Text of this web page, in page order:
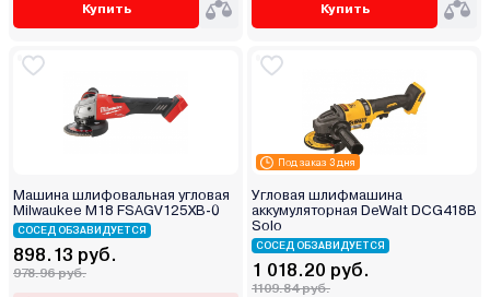
Купить Купить
Машина шлифовальная угловая
Milwaukee M18 FSAGV125XB-0
СОСЕД ОБЗАВИДУЕТСЯ
898.13 руб.
978.96 руб.
Под заказ 3 дня
Угловая шлифмашина
аккумуляторная DeWalt DCG418B
Solo
СОСЕД ОБЗАВИДУЕТСЯ
1 018.20 руб.
1109.84 руб.